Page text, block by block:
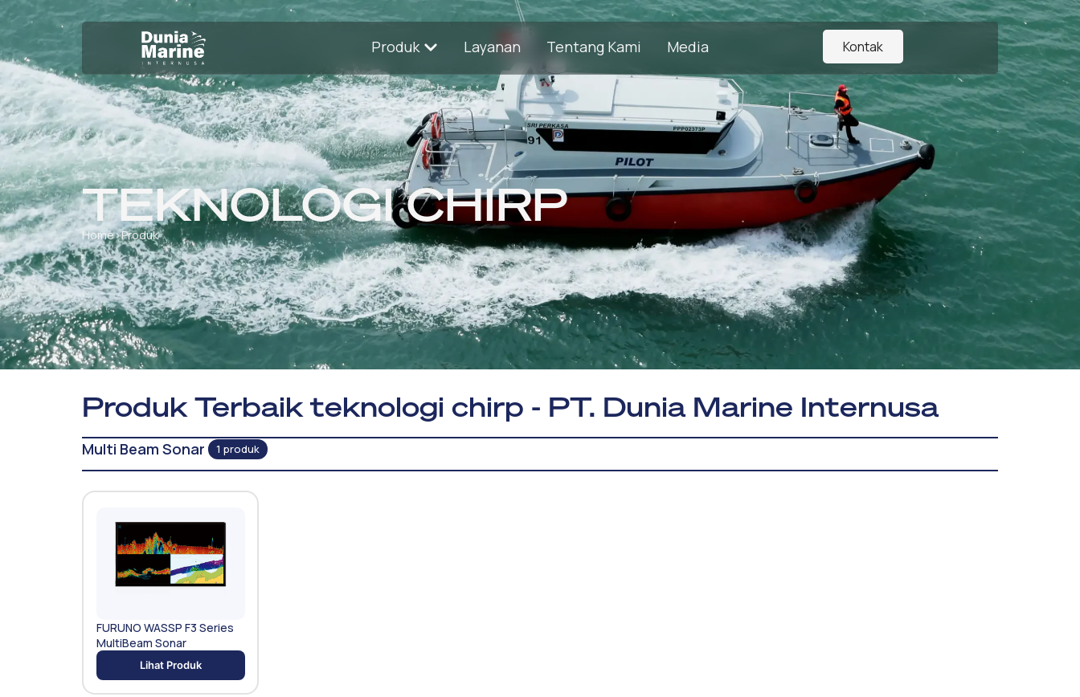
Produk Layanan Tentang Kami Media Kontak
TEKNOLOGI CHIRP
Home›Produk
Produk Terbaik teknologi chirp - PT. Dunia Marine Internusa
Multi Beam Sonar 1 produk
FURUNO WASSP F3 Series
MultiBeam Sonar
Lihat Produk